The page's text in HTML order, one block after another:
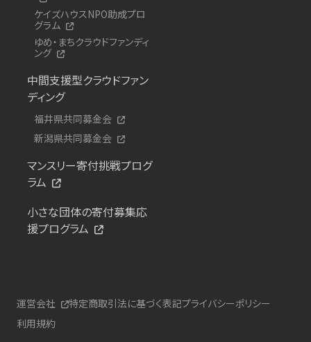
ケイズハウスNPO助成プロ
グラム
ゆめ・まちクラウドファンディ
ング
中間支援型クラウドファン
ディング
福井県共同募金会
新潟県共同募金会
マンスリー寄付挑戦プログ
ラム
小さな団体の寄付募集応
援プログラム
運営会社 特定商取引法に基づく表記プライバシーポリシー
利用規約